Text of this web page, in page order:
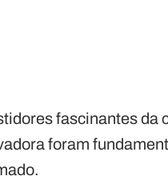
fascinantes da
foram